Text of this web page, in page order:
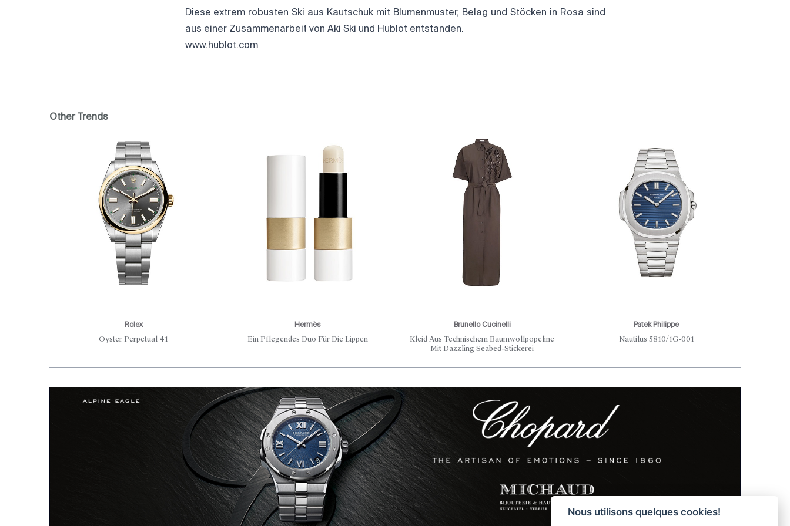
Diese extrem robusten Ski aus Kautschuk mit Blumenmuster, Belag und Stöcken in Rosa sind
aus einer Zusammenarbeit von Aki Ski und Hublot entstanden.
www.hublot.com
Other Trends
Rolex
Oyster Perpetual 41
Hermès
Ein Pflegendes Duo Für Die Lippen
Brunello Cucinelli
Kleid Aus Technischem Baumwollpopeline
Mit Dazzling Seabed-Stickerei
Patek Philippe
Nautilus 5810/1G-001
Nous utilisons quelques cookies!